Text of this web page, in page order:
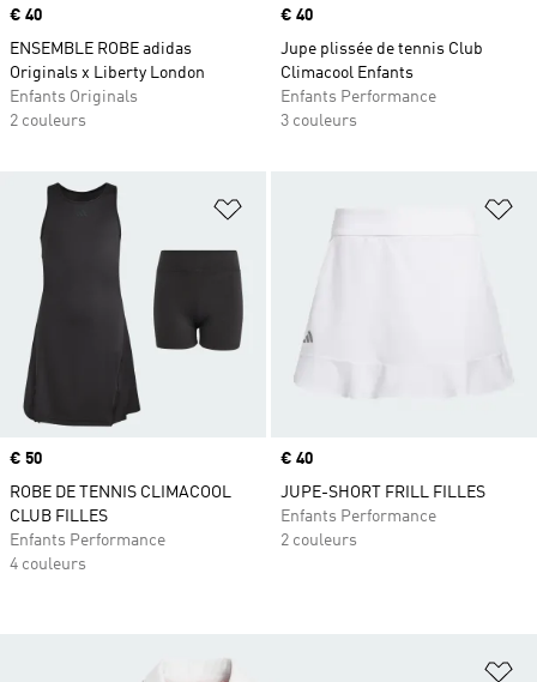
Prix
€ 40
ENSEMBLE ROBE adidas
Originals x Liberty London
Enfants Originals
2 couleurs
Prix
€ 40
Jupe plissée de tennis Club
Climacool Enfants
Enfants Performance
3 couleurs
Ajouter à la Liste de produits
Prix
€ 50
ROBE DE TENNIS CLIMACOOL
CLUB FILLES
Enfants Performance
4 couleurs
Prix
€ 40
JUPE-SHORT FRILL FILLES
Enfants Performance
2 couleurs